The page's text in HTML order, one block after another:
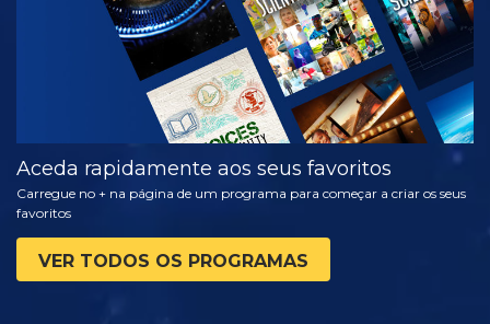
Aceda rapidamente aos seus favoritos
Carregue no + na página de um programa para começar a criar os seus
favoritos
VER TODOS OS PROGRAMAS